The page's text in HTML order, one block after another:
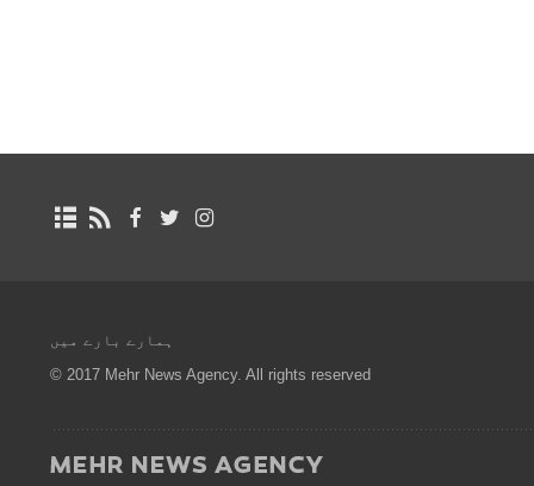
ہمارے بارے میں
© 2017 Mehr News Agency. All rights reserved